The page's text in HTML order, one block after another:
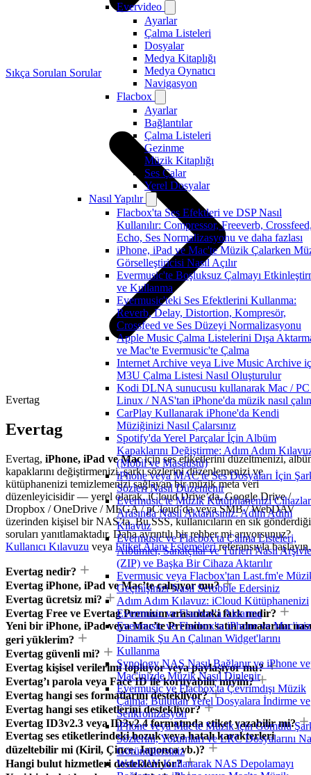
Evervideo
Ayarlar
Çalma Listeleri
Dosyalar
Medya Kitaplığı
Medya Oynatıcı
Navigasyon
Flacbox
Ayarlar
Bağlantılar
Çalma Listeleri
Gezinme
Müzik Kitaplığı
Ses Çalar
Yerel Dosyalar
Nasıl Yapılır
Flacbox'ta Ses Efektleri ve DSP Nasıl
Kullanılır: Compressor, Freeverb,
Echo, Ses Normalizasyonu ve daha fazlası
iPhone, iPad ve Mac'te Müzik Çalarken
Görselleştiricisi Nasıl Açılır
Evermusic'te Boşluksuz Çalmayı
ve Kullanma
Evermusic'teki Ses Efektlerini Kullanma:
Reverb, Delay, Distortion, Kompresör,
Crossfeed ve Ses Düzeyi Normalizasyonu
Apple Music Çalma Listelerini Dışa
ve Mac'te Evermusic'te Çalma
Internet Archive veya Live Music Archive
M3U Çalma Listesi Nasıl Oluşturulur
Kodi DLNA sunucusu kullanarak Mac /
Linux / NAS'tan iPhone'da müzik nasıl
CarPlay Kullanarak iPhone'da Kendi
Müziğinizi Nasıl Çalarsınız
Spotify'da Yerel Parçalar İçin Albüm
Kapaklarını Değiştirme: Adım Adım
(Mobil ve Masaüstü)
iPhone veya MAC'te Ses Dosyaları İçin
Sözleri Nasıl Düzenlenir
Evermusic'te Müzik Kütüphanenizi Cihazlar
Arasında Nasıl Aktarırsınız: Adım Adım
Kılavuz
Evermusic ve Flacbox'ta Çalma Listeleri,
Albümler, Sanatçılar ve Türleri Nasıl
(ZIP) ve Başka Bir Cihaza Aktarılır
Evermusic veya Flacbox'tan Last.fm'e
Geçmişinizi Nasıl Scrobble Edersiniz
Adım Adım Kılavuz: iCloud Kütüphanenizi
Evermusic ve Flacbox'a Aktarma
Evermusic ve Flacbox'ta iPhone ve
Dinamik Şu An Çalınan Widget'larını
Kullanma
Synology NAS Nasıl Bağlanır ve iPhone
Mac'inizde Müzik Nasıl Dinlenir
Evermusic ve Flacbox'ta Çevrimdışı Müzik
Çalma: Buluttan Yerel Dosyalara İndirme ve
Senkronizasyon
iPhone veya Mac'te Müzik için Gömülü
Sözlerini, Yorumları ve LRC Dosyalarını
Görüntülersiniz
WebDAV Kullanarak NAS Depolamayı
Sıkça Sorulan Sorular
Evertag
Evertag
Evertag, iPhone, iPad ve Maciçin ses etiketlerini düzeltmenizi,
kapaklarını değiştirmenizi, şarkı sözlerini düzenlemenizi ve
kütüphanenizi temizlemenizi sağlayan bir müzik meta veri
düzenleyicisidir — yerel olarak, iCloud Drive’da, Google Drive /
Dropbox / OneDrive / MEGA / pCloud’da veya SMB / WebDAV
üzerinden kişisel bir NAS’ta. Bu SSS, kullanıcıların en sık gönderdiği
soruları yanıtlamaktadır. Daha ayrıntılı bir rehber mi arıyorsunuz?
Kullanıcı Kılavuzu veya Etiket Alanı Eşlemelerireferansıyla başlayın.
Evertag nedir?
Evertag iPhone, iPad ve Mac’te çalışıyor mu?
Evertag ücretsiz mi?
Evertag Free ve Evertag Premium arasındaki fark nedir?
Yeni bir iPhone, iPad veya Mac’te Premium satın almalarımı
geri yüklerim?
Evertag güvenli mi?
Evertag kişisel verilerimi topluyor veya paylaşıyor mu?
Evertag’ı parola veya Face ID ile koruyabilir miyim?
Evertag hangi ses formatlarını destekliyor?
Evertag hangi ses etiketlerini destekliyor?
Evertag ID3v2.3 veya ID3v2.4 formatında etiket yazabilir mi?
Evertag ses etiketlerindeki bozuk veya hatalı karakterleri
düzeltebilir mi (Kiril, Çince, Japonca vb.)?
Hangi bulut hizmetleri destekleniyor?